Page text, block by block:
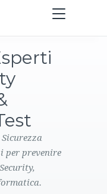
Toggle
navigation
per prevenire